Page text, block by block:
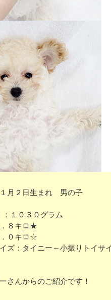
１月２日生まれ 男の子
：１０３０グラム
８キロ★
０キロ☆
ズ：タイニー～小振りトイサ
さんからのご紹介です！